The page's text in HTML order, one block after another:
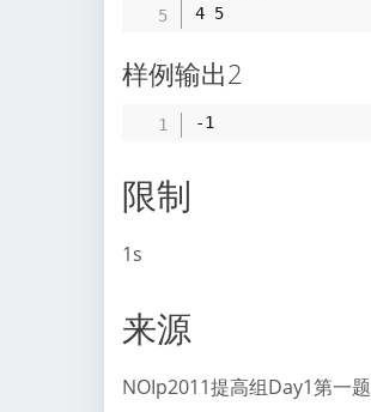
4 5
样例输出2
限制
1s
来源
NOIp2011提高组Day1第一题